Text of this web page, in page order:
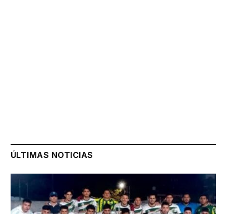
ÚLTIMAS NOTICIAS